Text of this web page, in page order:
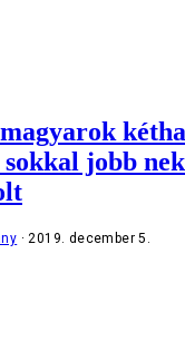
jobb
2019. december 5.